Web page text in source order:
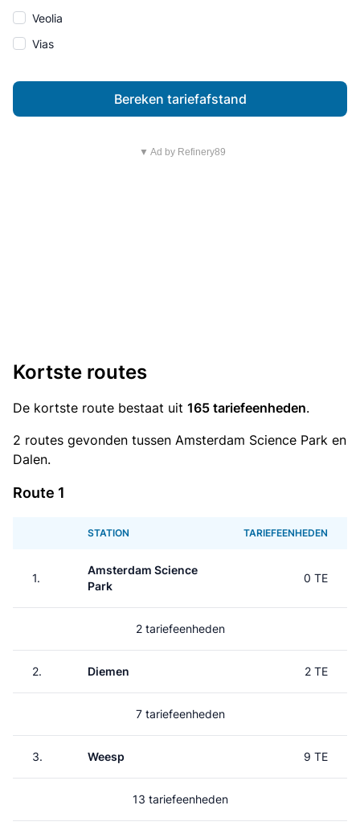
Veolia
Vias
Bereken tariefafstand
▼ Ad by Refinery89
Kortste routes
De kortste route bestaat uit 165 tariefeenheden.
2 routes gevonden tussen Amsterdam Science Park en
Dalen.
Route 1
STATION TARIEFEENHEDEN
1.
Amsterdam Science
Park
0 TE
2 tariefeenheden
2. Diemen 2 TE
7 tariefeenheden
3. Weesp 9 TE
13 tariefeenheden